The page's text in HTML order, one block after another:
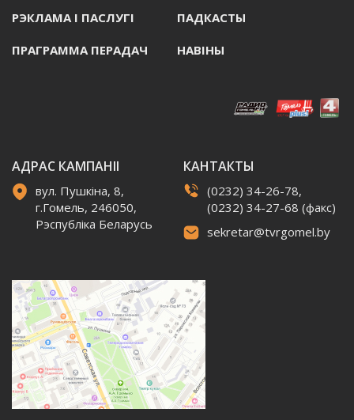
РЭКЛАМА I ПАСЛУГI ПАДКАСТЫ
ПРАГРАММА ПЕРАДАЧ НАВIНЫ
АДРАС КАМПАНІІ
вул. Пушкіна, 8,
г.Гомель, 246050,
Рэспубліка Беларусь
КАНТАКТЫ
(0232) 34-26-78,
(0232) 34-27-68 (факс)
sekretar@tvrgomel.by